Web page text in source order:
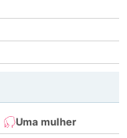
Uma mulher